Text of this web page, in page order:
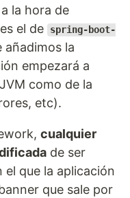
a la hora de
el de
spring-boot-
la
empezará a
como de la
etc).
cualquier
de ser
el que la aplicación
que sale por